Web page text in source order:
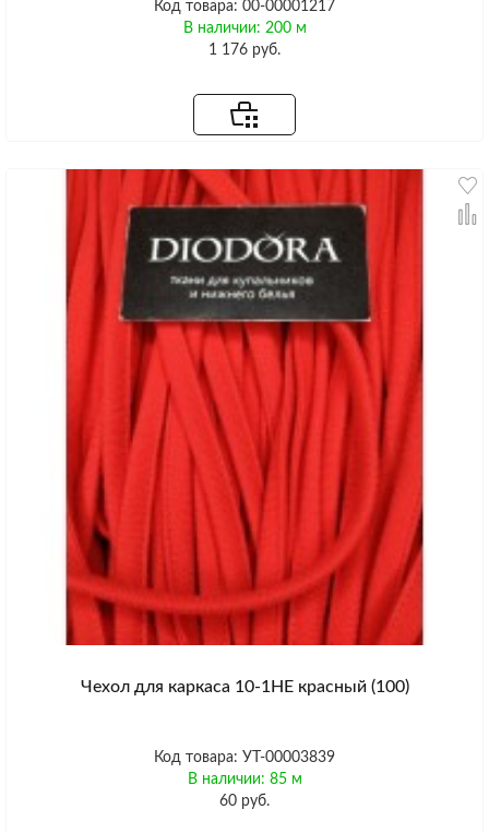
Код товара: 00-00001217
В наличии: 200 м
1 176 руб.
Чехол для каркаса 10-1HE красный (100)
Код товара: УТ-00003839
В наличии: 85 м
60 руб.